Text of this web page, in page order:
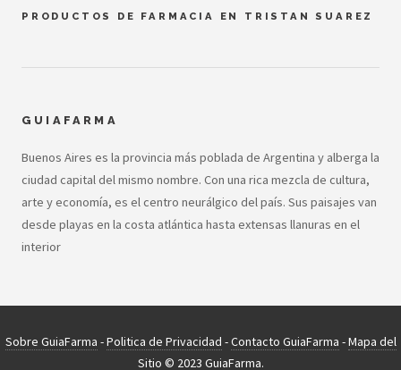
PRODUCTOS DE FARMACIA EN TRISTAN SUAREZ
GUIAFARMA
Buenos Aires es la provincia más poblada de Argentina y alberga la
ciudad capital del mismo nombre. Con una rica mezcla de cultura,
arte y economía, es el centro neurálgico del país. Sus paisajes van
desde playas en la costa atlántica hasta extensas llanuras en el
interior
Sobre GuiaFarma -Politica de Privacidad -Contacto GuiaFarma -Mapa del
Sitio © 2023 GuiaFarma.